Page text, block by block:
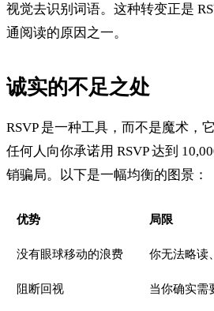
视觉去识别词语。这种转变正是
通阅读的原因之一。
诚实的不足之处
RSVP 是一种工具，而不是魔术，
任何人向你承诺用 RSVP 达到
销骗局。以下是一幅均衡的图景：
优势 局限
没有眼球移动的浪费 你无法略读
阻断回视 当你确实需